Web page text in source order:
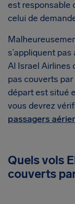
est responsable
celui de
s’appliquent
Al Israel Airlines
pas couverts par
départ est situé
vous devrez
passagers
Quels vols
couverts